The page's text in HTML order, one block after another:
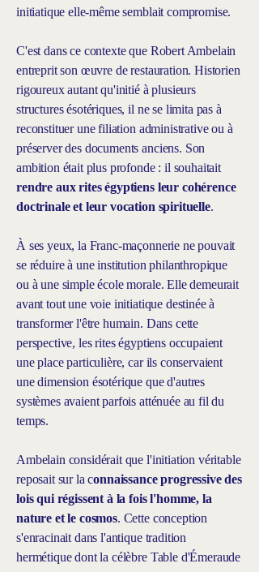
initiatique elle-même semblait compromise.
C'est dans ce contexte que Robert Ambelain
entreprit son œuvre de restauration. Historien
rigoureux autant qu'initié à plusieurs
structures ésotériques, il ne se limita pas à
reconstituer une filiation administrative ou à
préserver des documents anciens. Son
ambition était plus profonde : il souhaitait
rendre aux rites égyptiens leur cohérence
doctrinale et leur vocation spirituelle.
À ses yeux, la Franc-maçonnerie ne pouvait
se réduire à une institution philanthropique
ou à une simple école morale. Elle demeurait
avant tout une voie initiatique destinée à
transformer l'être humain. Dans cette
perspective, les rites égyptiens occupaient
une place particulière, car ils conservaient
une dimension ésotérique que d'autres
systèmes avaient parfois atténuée au fil du
temps.
Ambelain considérait que l'initiation véritable
reposait sur la connaissance progressive des
lois qui régissent à la fois l'homme, la
nature et le cosmos. Cette conception
s'enracinait dans l'antique tradition
hermétique dont la célèbre Table d'Émeraude